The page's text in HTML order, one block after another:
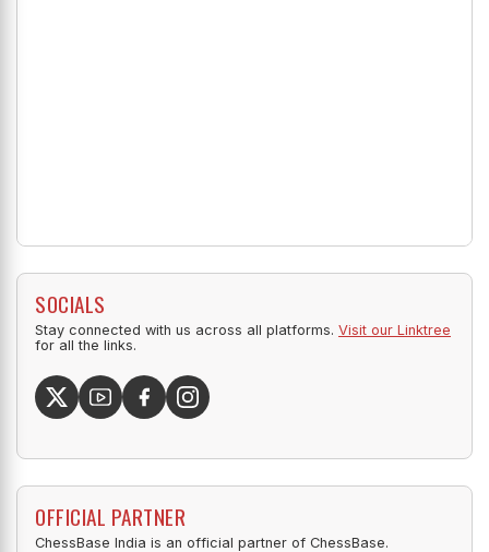
SOCIALS
Stay connected with us across all platforms. Visit our Linktree
for all the links.
OFFICIAL PARTNER
ChessBase India is an official partner of ChessBase.